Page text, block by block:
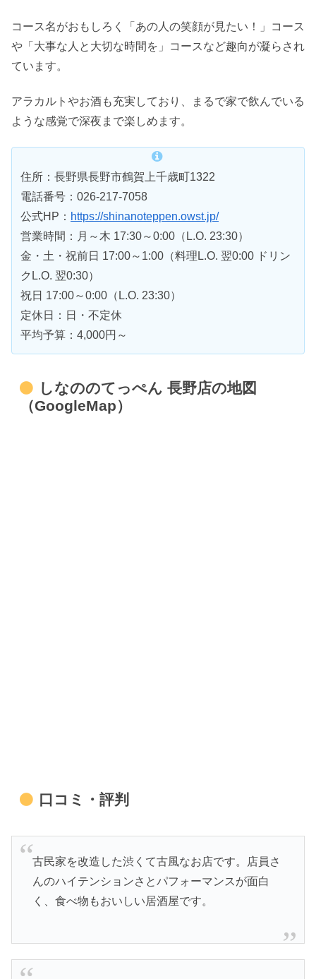
コース名がおもしろく「あの人の笑顔が見たい！」コース
や「大事な人と大切な時間を」コースなど趣向が凝らされ
ています。
アラカルトやお酒も充実しており、まるで家で飲んでいる
ような感覚で深夜まで楽しめます。
住所：長野県長野市鶴賀上千歳町1322
電話番号：026-217-7058
公式HP： https://shinanoteppen.owst.jp/
営業時間：月～木 17:30～0:00（L.O. 23:30）
金・土・祝前日 17:00～1:00（料理L.O. 翌0:00 ドリン
クL.O. 翌0:30）
祝日 17:00～0:00（L.O. 23:30）
定休日：日・不定休
平均予算：4,000円～
しなののてっぺん 長野店の地図
（GoogleMap）
口コミ・評判
古民家を改造した渋くて古風なお店です。店員さ
んのハイテンションさとパフォーマンスが面白
く、食べ物もおいしい居酒屋です。